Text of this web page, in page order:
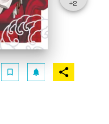
bookmark_border notifications
+2